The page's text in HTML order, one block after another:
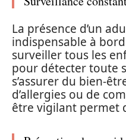
La présence d’un
indispensable à
surveiller tous les
pour détecter toute
s’assurer du bien-
d’allergies ou de
être vigilant permet